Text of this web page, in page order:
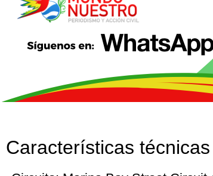
Características técnicas